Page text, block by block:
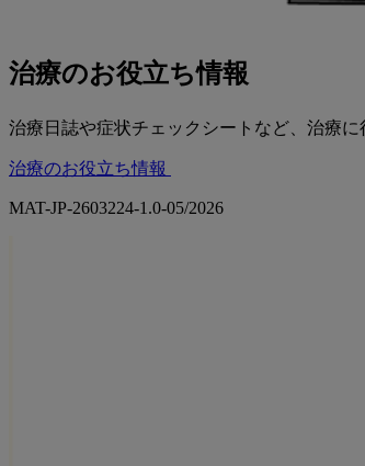
治療のお役立ち情報
治療日誌や症状チェックシートなど、治療
治療のお役立ち情報
MAT-JP-2603224-1.0-05/2026